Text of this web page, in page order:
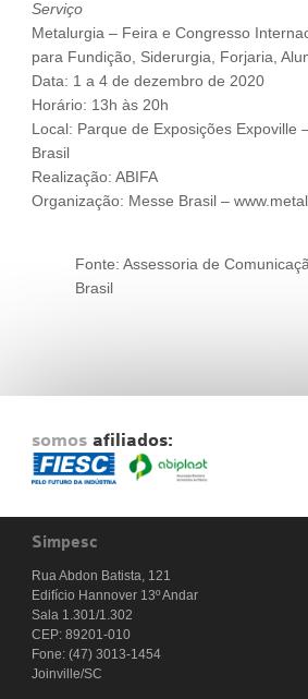
Serviço
Metalurgia – Feira e Congresso
para Fundição, Siderurgia, Forjaria,
Data: 1 a 4 de dezembro de 2020
Horário: 13h às 20h
Local: Parque de Exposições Expoville
Brasil
Realização: ABIFA
Organização: Messe Brasil –
Fonte: Assessoria de
Brasil
somos afiliados:
Simpesc
Rua Abdon Batista, 121
Edifício Hannover 13º Andar
Sala 1.301/1.302
CEP: 89201-010
Fone: (47) 3013-1454
Joinville/SC